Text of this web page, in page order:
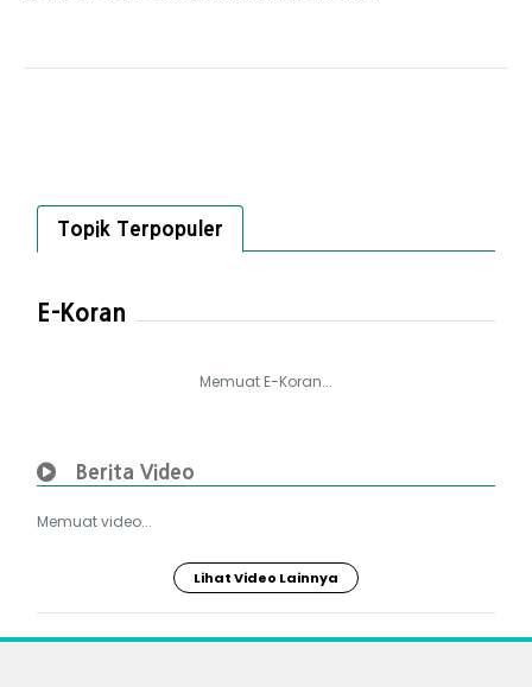
Topik Terpopuler
E-Koran
Memuat E-Koran...
Berita Video
Memuat video...
Lihat Video Lainnya